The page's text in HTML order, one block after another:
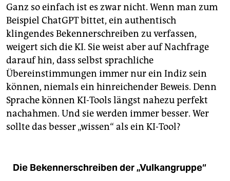
Ganz so einfach ist es zwar nicht. Wenn man zum
Beispiel ChatGPT bittet, ein authentisch
klingendes Bekennerschreiben zu verfassen,
weigert sich die KI. Sie weist aber auf Nachfrage
darauf hin, dass selbst sprachliche
Übereinstimmungen immer nur ein Indiz sein
können, niemals ein hinreichender Beweis. Denn
Sprache können KI-Tools längst nahezu perfekt
nachahmen. Und sie werden immer besser. Wer
sollte das besser „wissen“ als ein KI-Tool?
Die Bekennerschreiben der „Vulkangruppe“